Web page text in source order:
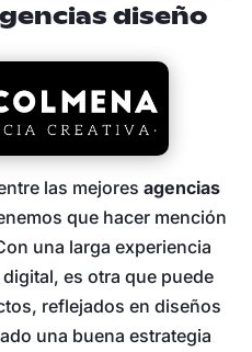
diseño
las mejoresagencias
que hacer mención
una larga experiencia
es otra que puede
reflejados en diseños
una buena estrategia